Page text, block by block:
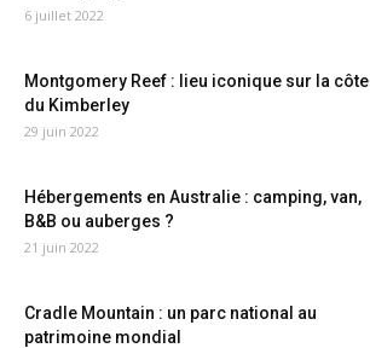
6 juillet 2022
Montgomery Reef : lieu iconique sur la côte
du Kimberley
29 juin 2022
Hébergements en Australie : camping, van,
B&B ou auberges ?
21 juin 2022
Cradle Mountain : un parc national au
patrimoine mondial